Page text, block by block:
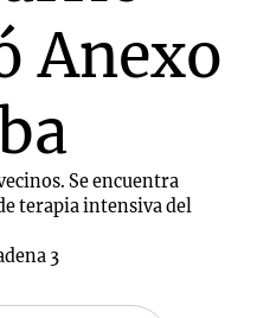
Anexo
Se encuentra
terapia intensiva del
3